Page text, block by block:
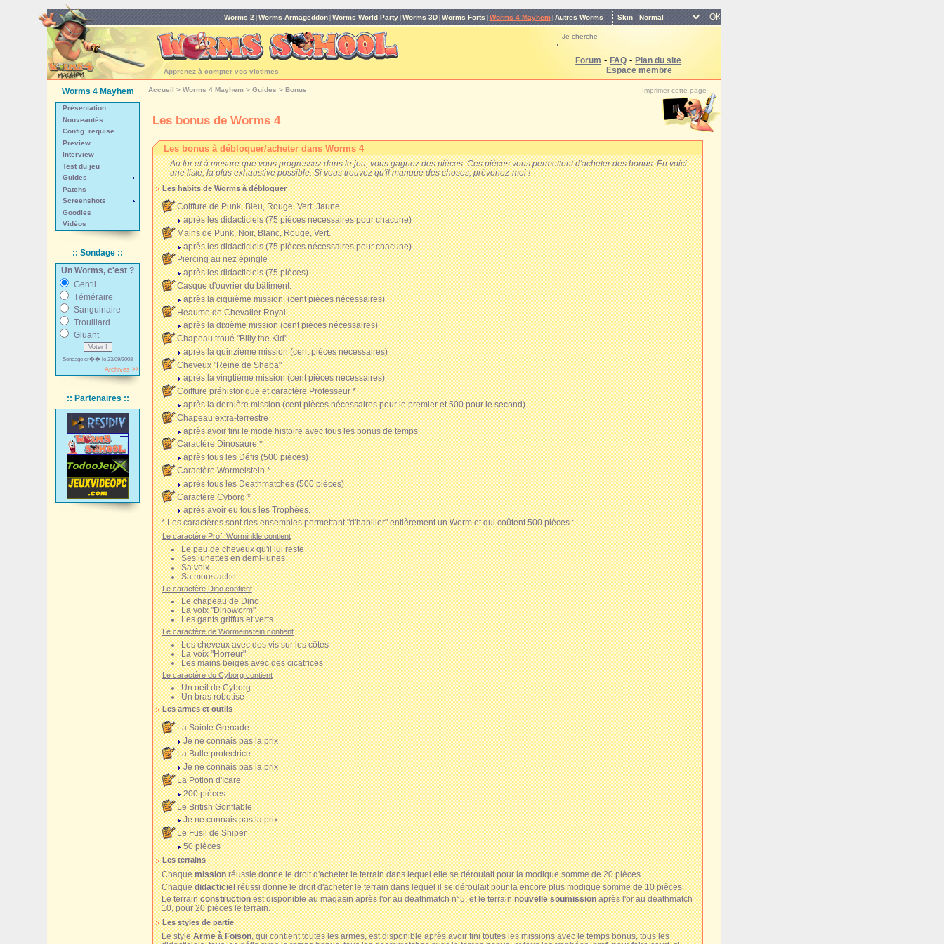
Skin
Worms 2| Worms Armageddon| Worms World Party| Worms 3D| Worms Forts Worms 4 Mayhem| Autres Worms
Je cherche
Forum -FAQ -Plan du site
Espace membre
Apprenez à compter vos victimes
Worms 4 Mayhem
Présentation
Nouveautés
Config. requise
Preview
Interview
Test du jeu
Guides
Patchs
Screenshots
Goodies
Vidéos
:: Sondage ::
Un Worms, c'est ?
Gentil
Téméraire
Sanguinaire
Trouillard
Gluant
Sondage cr�� le 23/09/2008
Archives >>
:: Partenaires ::
Accueil >Worms 4 Mayhem >Guides >Bonus Imprimer cette page
Les bonus de Worms 4
Les bonus à débloquer/acheter dans Worms 4
Au fur et à mesure que vous progressez dans le jeu, vous gagnez des pièces. Ces pièces vous permettent d'acheter des bonus. En voici
une liste, la plus exhaustive possible. Si vous trouvez qu'il manque des choses, prévenez-moi !
Les habits de Worms à débloquer
Coiffure de Punk, Bleu, Rouge, Vert, Jaune.
après les didacticiels(75 pièces nécessaires pour chacune)
Mains de Punk, Noir, Blanc, Rouge, Vert.
après les didacticiels(75 pièces nécessaires pour chacune)
Piercing au nez épingle
après les didacticiels(75 pièces)
Casque d'ouvrier du bâtiment.
après la ciquième mission.(cent pièces nécessaires)
Heaume de Chevalier Royal
après la dixième mission(cent pièces nécessaires)
Chapeau troué "Billy the Kid"
après la quinzième mission(cent pièces nécessaires)
Cheveux "Reine de Sheba"
après la vingtième mission(cent pièces nécessaires)
Coiffure préhistorique et caractère Professeur *
après la dernière mission(cent pièces nécessaires pour le premier et 500 pour le second)
Chapeau extra-terrestre
après avoir fini le mode histoire avec tous les bonus de temps
Caractère Dinosaure *
après tous les Défis(500 pièces)
Caractère Wormeistein *
après tous les Deathmatches(500 pièces)
Caractère Cyborg *
après avoir eu tous les Trophées.
* Les caractères sont des ensembles permettant "d'habiller" entièrement un Worm et qui coûtent 500 pièces :
Le caractère Prof. Worminkle contient
Le peu de cheveux qu'il lui reste
Ses lunettes en demi-lunes
Sa voix
Sa moustache
Le caractère Dino contient
Le chapeau de Dino
La voix "Dinoworm"
Les gants griffus et verts
Le caractère de Wormeinstein contient
Les cheveux avec des vis sur les côtés
La voix "Horreur"
Les mains beiges avec des cicatrices
Le caractère du Cyborg contient
Un oeil de Cyborg
Un bras robotisé
Les armes et outils
La Sainte Grenade
Je ne connais pas la prix
La Bulle protectrice
Je ne connais pas la prix
La Potion d'Icare
200 pièces
Le British Gonflable
Je ne connais pas la prix
Le Fusil de Sniper
50 pièces
Les terrains
Chaquemissionréussie donne le droit d'acheter le terrain dans lequel elle se déroulait pour la modique somme de 20 pièces.
Chaquedidacticielréussi donne le droit d'acheter le terrain dans lequel il se déroulait pour la encore plus modique somme de 10 pièces.
Le terrainconstructionest disponible au magasin après l'or au deathmatch n°5, et le terrainnouvelle soumissionaprès l'or au deathmatch
10, pour 20 pièces le terrain.
Les styles de partie
Le styleArme à Foison, qui contient toutes les armes, est disponible après avoir fini toutes les missions avec le temps bonus, tous les